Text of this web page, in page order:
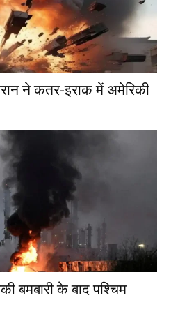
ने कतर-इराक में अमेरिकी
बमबारी के बाद पश्चिम